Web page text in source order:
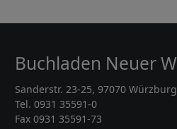
Buchladen Neuer
Sanderstr. 23-25, 97070 Würzburg
Tel. 0931 35591-0
Fax 0931 35591-73